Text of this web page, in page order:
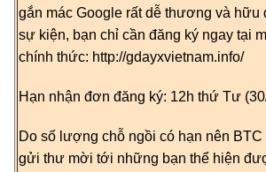
gắn mác Google rất dễ thương và hữu
sự kiện, bạn chỉ cần đăng ký ngay tại
chính thức: http://gdayxvietnam.info/
Hạn nhận đơn đăng ký: 12h thứ Tư
Do số lượng chỗ ngồi có hạn nên BTC
gửi thư mời tới những bạn thể hiện